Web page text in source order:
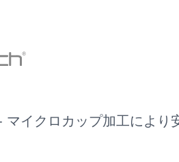
マイクロカップ加工により